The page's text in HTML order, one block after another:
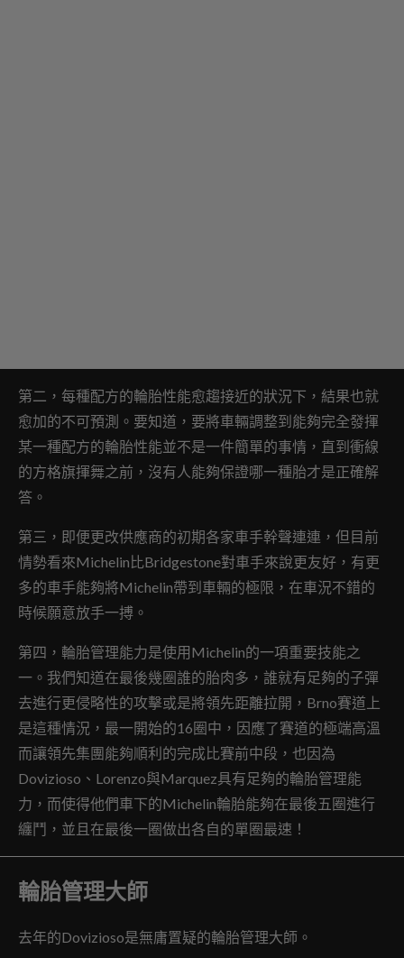
第二，每種配方的輪胎性能愈趨接近的狀況下，結果也就
愈加的不可預測。要知道，要將車輛調整到能夠完全發揮
某一種配方的輪胎性能並不是一件簡單的事情，直到衝線
的方格旗揮舞之前，沒有人能夠保證哪一種胎才是正確解
答。
第三，即便更改供應商的初期各家車手幹聲連連，但目前
情勢看來Michelin比Bridgestone對車手來說更友好，有更
多的車手能夠將Michelin帶到車輛的極限，在車況不錯的
時候願意放手一搏。
第四，輪胎管理能力是使用Michelin的一項重要技能之
一。我們知道在最後幾圈誰的胎肉多，誰就有足夠的子彈
去進行更侵略性的攻擊或是將領先距離拉開，Brno賽道上
是這種情況，最一開始的16圈中，因應了賽道的極端高溫
而讓領先集團能夠順利的完成比賽前中段，也因為
Dovizioso、Lorenzo與Marquez具有足夠的輪胎管理能
力，而使得他們車下的Michelin輪胎能夠在最後五圈進行
纏鬥，並且在最後一圈做出各自的單圈最速！
輪胎管理大師
去年的Dovizioso是無庸置疑的輪胎管理大師。